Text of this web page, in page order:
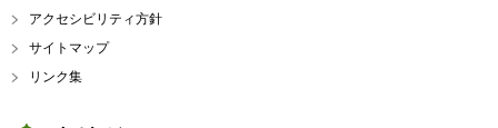
アクセシビリティ方針
サイトマップ
リンク集